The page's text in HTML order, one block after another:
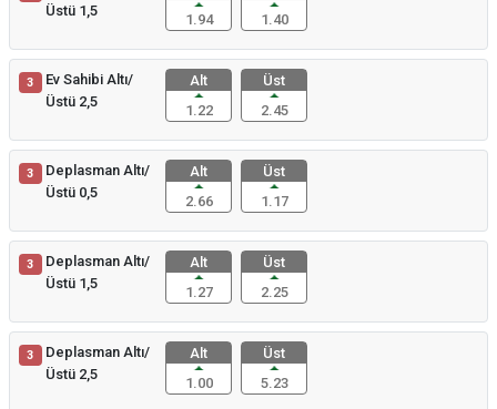
Üstü 1,5
1.94
1.40
3
Ev Sahibi Altı/
Üstü 2,5
Alt
1.22
Üst
2.45
3
Deplasman Altı/
Üstü 0,5
Alt
2.66
Üst
1.17
3
Deplasman Altı/
Üstü 1,5
Alt
1.27
Üst
2.25
3
Deplasman Altı/
Üstü 2,5
Alt
1.00
Üst
5.23